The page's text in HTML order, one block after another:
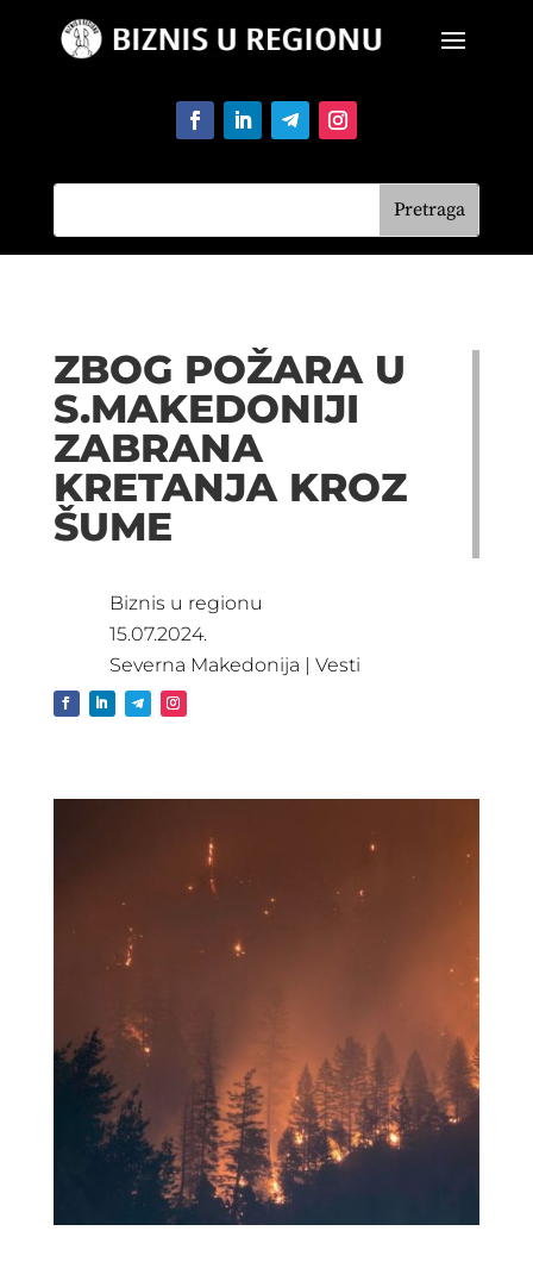
ZBOG POŽARA U
S.MAKEDONIJI
ZABRANA
KRETANJA KROZ
ŠUME
Biznis u regionu
15.07.2024.
Severna Makedonija | Vesti